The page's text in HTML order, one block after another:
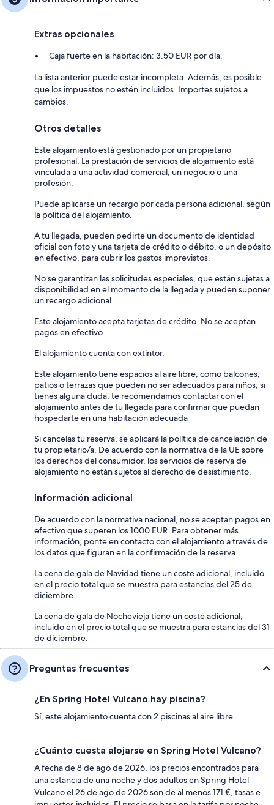
Extras opcionales
Caja fuerte en la habitación: 3.50 EUR por día.
La lista anterior puede estar incompleta. Además, es posible
que los impuestos no estén incluidos. Importes sujetos a
cambios.
Otros detalles
Este alojamiento está gestionado por un propietario
profesional. La prestación de servicios de alojamiento está
vinculada a una actividad comercial, un negocio o una
profesión.
Puede aplicarse un recargo por cada persona adicional, según
la política del alojamiento.
A tu llegada, pueden pedirte un documento de identidad
oficial con foto y una tarjeta de crédito o débito, o un depósito
en efectivo, para cubrir los gastos imprevistos.
No se garantizan las solicitudes especiales, que están sujetas a
disponibilidad en el momento de la llegada y pueden suponer
un recargo adicional.
Este alojamiento acepta tarjetas de crédito. No se aceptan
pagos en efectivo.
El alojamiento cuenta con extintor.
Este alojamiento tiene espacios al aire libre, como balcones,
patios o terrazas que pueden no ser adecuados para niños; si
tienes alguna duda, te recomendamos contactar con el
alojamiento antes de tu llegada para confirmar que puedan
hospedarte en una habitación adecuada
Si cancelas tu reserva, se aplicará la política de cancelación de
tu propietario/a. De acuerdo con la normativa de la UE sobre
los derechos del consumidor, los servicios de reserva de
alojamiento no están sujetos al derecho de desistimiento.
Información adicional
De acuerdo con la normativa nacional, no se aceptan pagos en
efectivo que superen los 1000 EUR. Para obtener más
información, ponte en contacto con el alojamiento a través de
los datos que figuran en la confirmación de la reserva.
La cena de gala de Navidad tiene un coste adicional, incluido
en el precio total que se muestra para estancias del 25 de
diciembre.
La cena de gala de Nochevieja tiene un coste adicional,
incluido en el precio total que se muestra para estancias del 31
de diciembre.
Preguntas frecuentes
¿En Spring Hotel Vulcano hay piscina?
Sí, este alojamiento cuenta con 2 piscinas al aire libre.
¿Cuánto cuesta alojarse en Spring Hotel Vulcano?
A fecha de 8 de ago de 2026, los precios encontrados para
una estancia de una noche y dos adultos en Spring Hotel
Vulcano el 26 de ago de 2026 son de al menos 171 €, tasas e